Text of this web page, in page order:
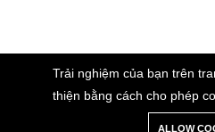
Trải nghiệm của bạn trên
thiện bằng cách cho phép
ALLOW